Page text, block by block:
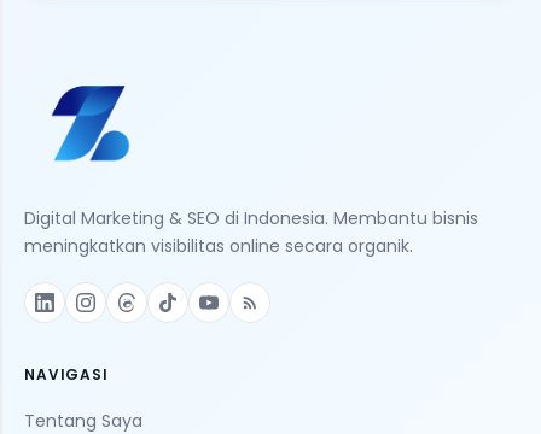
Digital Marketing & SEO di Indonesia. Membantu bisnis
meningkatkan visibilitas online secara organik.
NAVIGASI
Tentang Saya